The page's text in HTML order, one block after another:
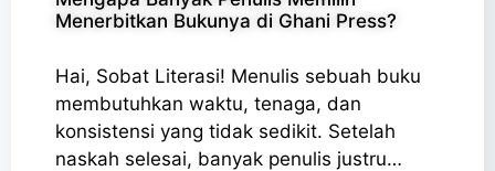
Menerbitkan Bukunya di Ghani Press?
Hai, Sobat Literasi! Menulis sebuah buku
membutuhkan waktu, tenaga, dan
konsistensi yang tidak sedikit. Setelah
naskah selesai, banyak penulis justru…